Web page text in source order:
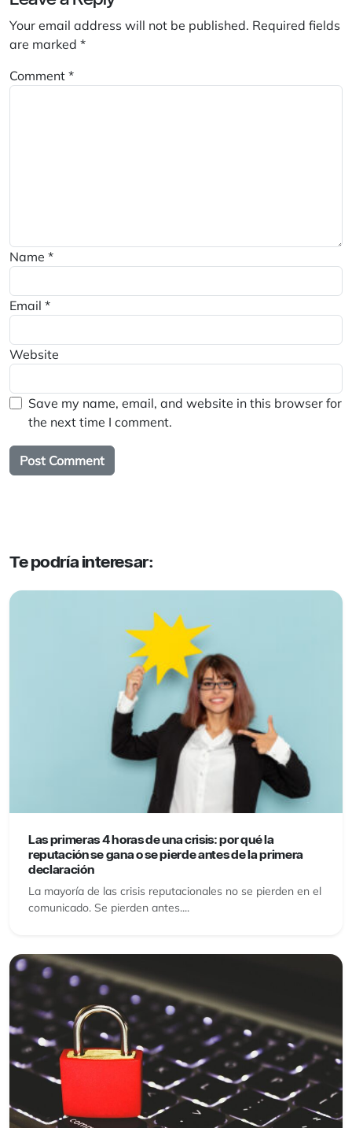
Your email address will not be published. Required fields
are marked *
Comment *
Name *
Email *
Website
Save my name, email, and website in this browser for
the next time I comment.
Te podría interesar:
Las primeras 4 horas de una crisis: por qué la
reputación se gana o se pierde antes de la primera
declaración
La mayoría de las crisis reputacionales no se pierden en el
comunicado. Se pierden antes....